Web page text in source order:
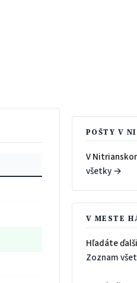
POŠTY V
V
všetky →
V MESTE
Hľadáte
Zoznam